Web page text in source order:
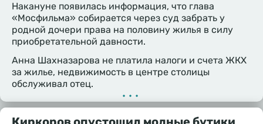
Накануне появилась информация, что глава
«Мосфильма» собирается через суд забрать у
родной дочери права на половину жилья в силу
приобретательной давности.
Анна Шахназарова не платила налоги и счета ЖКХ
за жилье, недвижимость в центре столицы
обслуживал отец.
•••